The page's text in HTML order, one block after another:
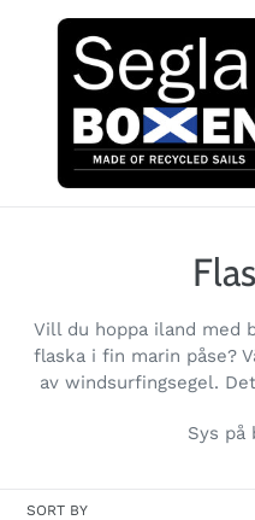
C
o
l
l
e
Vill du hoppa iland med
flaska i fin marin påse?
av windsurfingsegel.
Sys på
SORT BY